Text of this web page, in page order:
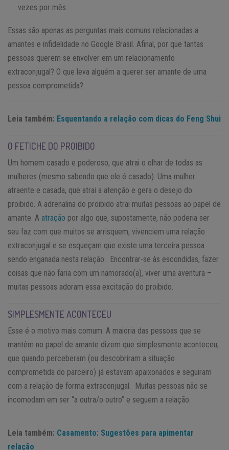
vezes por mês.
Essas são apenas as perguntas mais comuns relacionadas a
amantes e infidelidade no Google Brasil. Afinal, por que tantas
pessoas querem se envolver em um relacionamento
extraconjugal? O que leva alguém a querer ser amante de uma
pessoa comprometida?
Leia também: Esquentando a relação com dicas do Feng Shui
O FETICHE DO PROIBIDO
Um homem casado e poderoso, que atrai o olhar de todas as
mulheres (mesmo sabendo que ele é casado). Uma mulher
atraente e casada, que atrai a atenção e gera o desejo do
proibido. A adrenalina do proibido atrai muitas pessoas ao papel de
amante. A atração por algo que, supostamente, não poderia ser
seu faz com que muitos se arrisquem, vivenciem uma relação
extraconjugal e se esqueçam que existe uma terceira pessoa
sendo enganada nesta relação. Encontrar-se às escondidas, fazer
coisas que não faria com um namorado(a), viver uma aventura –
muitas pessoas adoram essa excitação do proibido.
SIMPLESMENTE ACONTECEU
Esse é o motivo mais comum. A maioria das pessoas que se
mantêm no papel de amante dizem que simplesmente aconteceu,
que quando perceberam (ou descobriram a situação
comprometida do parceiro) já estavam apaixonados e seguiram
com a relação de forma extraconjugal. Muitas pessoas não se
incomodam em ser “a outra/o outro” e seguem a relação.
Leia também: Casamento: Sugestões para apimentar
relação